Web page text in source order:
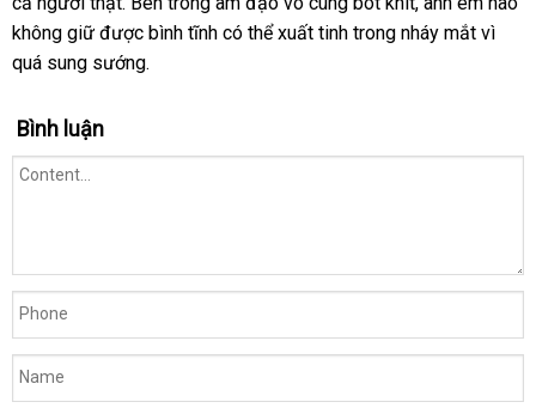
hàng
toán
hiệu
không giữ cũ
được bình tĩnh showroom
có thể xuất tinh trong nháy mắt vì
quá sung sướng.
Bình luận